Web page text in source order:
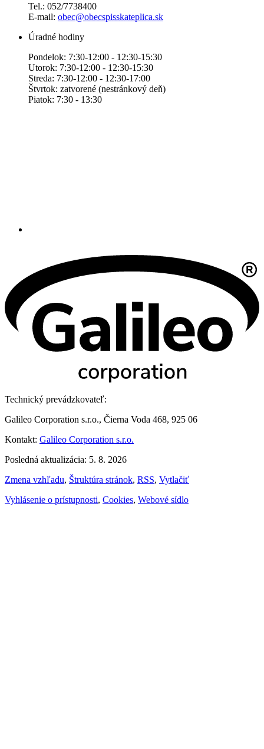
Tel.: 052/7738400
E-mail: obec@obecspisskateplica.sk
Úradné hodiny
Pondelok: 7:30-12:00 - 12:30-15:30
Utorok: 7:30-12:00 - 12:30-15:30
Streda: 7:30-12:00 - 12:30-17:00
Štvrtok: zatvorené (nestránkový deň)
Piatok: 7:30 - 13:30
Technický prevádzkovateľ:
Galileo Corporation s.r.o., Čierna Voda 468, 925 06
Kontakt: Galileo Corporation s.r.o.
Posledná aktualizácia: 5. 8. 2026
Zmena vzhľadu, Štruktúra stránok, RSS, Vytlačiť
Vyhlásenie o prístupnosti, Cookies, Webové sídlo